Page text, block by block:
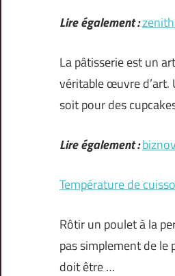
Lire également :
La pâtisserie est un
véritable œuvre d’art.
soit pour des
Lire également :
Température de
Rôtir un poulet à la
pas simplement de le
doit être …